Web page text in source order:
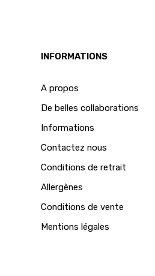
INFORMATIONS
A propos
De belles collaborations
Informations
Contactez nous
Conditions de retrait
Allergènes
Conditions de vente
Mentions légales